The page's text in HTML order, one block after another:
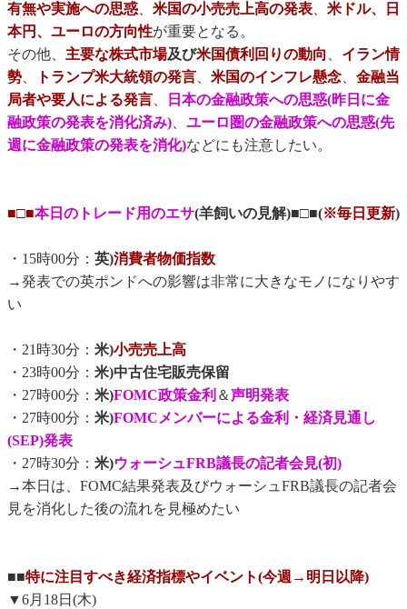
有無や実施への思惑、 米国の小売売上高の発表、 米ドル、日
本円、ユーロの方向性が重要となる。
その他、 主要な株式市場及び米国債利回りの動向 、 イラン情
勢、 トランプ米大統領の発言、 米国のインフレ懸念、 金融当
局者や要人による発言、
日本の金融政策への思惑(昨日に金
融政策の発表を消化済み)、 ユーロ圏の金融政策への思惑(先
週に金融政策の発表を消化)などにも注意したい。
■□■本日のトレード用のエサ(羊飼いの見解)■□■(※毎日更新)
・15時00分： 英)消費者物価指数
→発表での英ポンドへの影響は非常に大きなモノになりやす
い
・21時30分： 米)小売売上高
・23時00分： 米)中古住宅販売保留
・27時00分： 米)FOMC政策金利 ＆声明発表
・27時00分： 米)FOMCメンバーによる金利・経済見通し
(SEP)発表
・27時30分： 米)ウォーシュFRB議長の記者会見(初)
→本日は、FOMC結果発表及びウォーシュFRB議長の記者会
見を消化した後の流れを見極めたい
■■特に注目すべき経済指標やイベント(今週→明日以降)
▼6月18日(木)